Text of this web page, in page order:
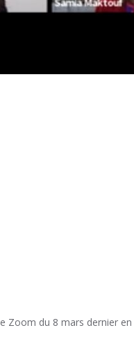
du 8 mars dernier